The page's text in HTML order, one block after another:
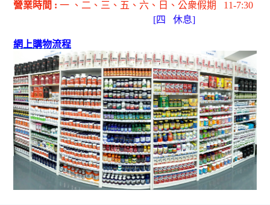
營業時間 : 一 、二、三、五 、六 、日 、公衆假期
11-7:30
[四 休息]
網上購物流程